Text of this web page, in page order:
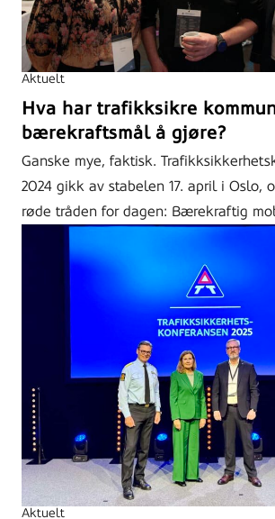
Aktuelt
Hva har trafikksikre
bærekraftsmål å gjøre?
Ganske mye, faktisk.
2024 gikk av stabelen 17. april i Oslo,
røde tråden for dagen: Bærekraftig
Aktuelt